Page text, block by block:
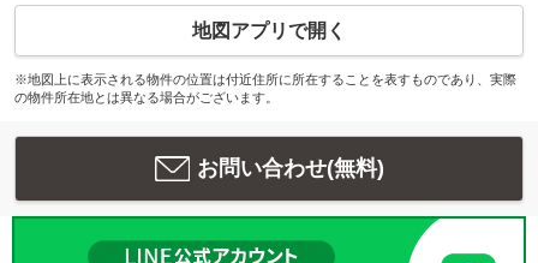
地図アプリで開く
※地図上に表示される物件の位置は付近住所に所在することを表すものであり、実際
の物件所在地とは異なる場合がございます。
お問い合わせ(無料)